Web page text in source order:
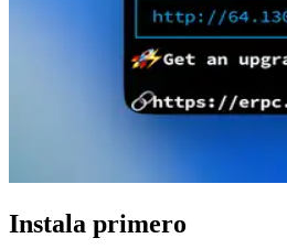
Instala primero